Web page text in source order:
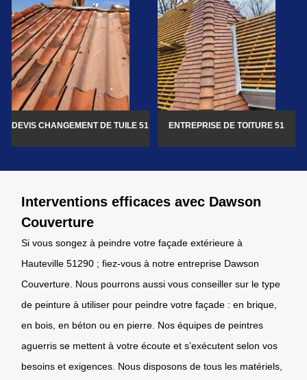
DEVIS CHANGEMENT DE TUILE 51 ENTREPRISE DE TOITURE 51
Interventions efficaces avec Dawson
Couverture
Si vous songez à peindre votre façade extérieure à
Hauteville 51290 ; fiez-vous à notre entreprise Dawson
Couverture. Nous pourrons aussi vous conseiller sur le type
de peinture à utiliser pour peindre votre façade : en brique,
en bois, en béton ou en pierre. Nos équipes de peintres
aguerris se mettent à votre écoute et s’exécutent selon vos
besoins et exigences. Nous disposons de tous les matériels,